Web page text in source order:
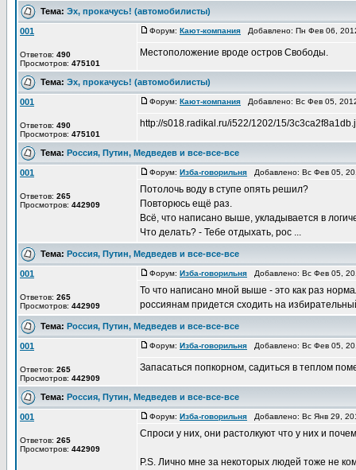
Тема: Эх, прокачусь! (автомобилисты)
001
Ответов: 490
Просмотров: 475101
Форум: Кают-компания Добавлено: Пн Фев 06,
Местоположение вроде остров Свободы.
Тема: Эх, прокачусь! (автомобилисты)
001
Ответов: 490
Просмотров: 475101
Форум: Кают-компания Добавлено: Вс Фев 05,
http://s018.radikal.ru/i522/1202/15/
Тема: Россия, Путин, Медведев и все-все-все
001
Ответов: 265
Просмотров: 442909
Форум: Изба-говорильня Добавлено: Вс Фев 05,
Потолочь воду в ступе опять решил?
Повторюсь ещё раз.
Всё, что написано выше, укладывается в
Что делать? - Тебе отдыхать, рос ...
Тема: Россия, Путин, Медведев и все-все-все
001
Ответов: 265
Просмотров: 442909
Форум: Изба-говорильня Добавлено: Вс Фев 05,
То что написано мной выше - это как раз
россиянам придется сходить на
Тема: Россия, Путин, Медведев и все-все-все
001
Ответов: 265
Просмотров: 442909
Форум: Изба-говорильня Добавлено: Вс Фев 05,
Запасаться попкорном, садиться в теплом
Тема: Россия, Путин, Медведев и все-все-все
001
Ответов: 265
Просмотров: 442909
Форум: Изба-говорильня Добавлено: Вс Янв 29,
Спроси у них, они растолкуют что у них и
P.S. Лично мне за некоторых людей тоже не